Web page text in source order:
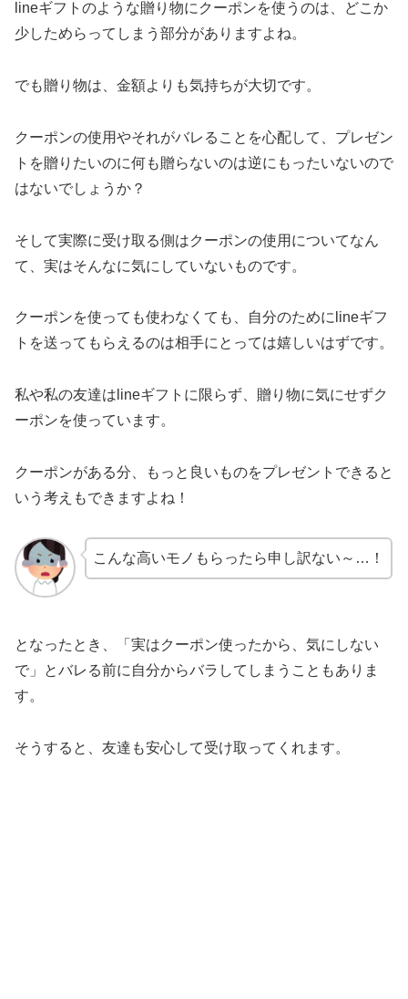
lineギフトのような贈り物にクーポンを使うのは、どこか
少しためらってしまう部分がありますよね。
でも贈り物は、金額よりも気持ちが大切です。
クーポンの使用やそれがバレることを心配して、プレゼン
トを贈りたいのに何も贈らないのは逆にもったいないので
はないでしょうか？
そして実際に受け取る側はクーポンの使用についてなん
て、実はそんなに気にしていないものです。
クーポンを使っても使わなくても、自分のためにlineギフ
トを送ってもらえるのは相手にとっては嬉しいはずです。
私や私の友達はlineギフトに限らず、贈り物に気にせずク
ーポンを使っています。
クーポンがある分、もっと良いものをプレゼントできると
いう考えもできますよね！
こんな高いモノもらったら申し訳ない～…！
となったとき、「実はクーポン使ったから、気にしない
で」とバレる前に自分からバラしてしまうこともありま
す。
そうすると、友達も安心して受け取ってくれます。